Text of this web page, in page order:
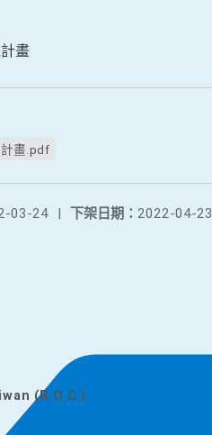
畫
畫.pdf
下架日期： 2022-04-23
03-24 |
(R.O.C.)